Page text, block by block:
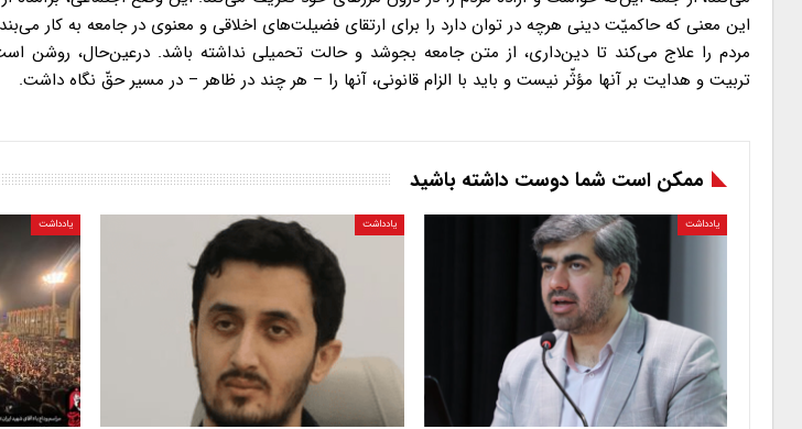
این معنی که حاکمیّت دینی هرچه در توان دارد را برای ارتقای فضیلت‌های اخلاقی و معنوی در جامعه به کار
مردم را علاج می‌کند تا دین‌داری، از متن جامعه بجوشد و حالت تحمیلی نداشته باشد. درعین‌حال، روشن
تربیت و هدایت بر آنها مؤثّر نیست و باید با الزام قانونی، آنها را – هر چند در ظاهر – در مسیر حقّ نگاه داشت.
ممکن است شما دوست داشته باشید
یادداشت یادداشت یادداشت